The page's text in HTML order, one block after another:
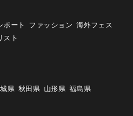
ポート ファッション 海外フェス
スト
県 秋田県 山形県 福島県